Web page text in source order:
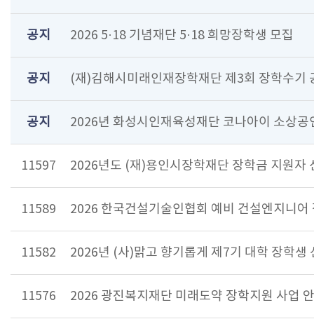
공지 2026 5·18 기념재단 5·18 희망장학생 모집
공지 (재)김해시미래인재장학재단 제3회 장학수기
공지 2026년 화성시인재육성재단 코나아이 소상공
11597 2026년도 (재)용인시장학재단 장학금 지원자
11589 2026 한국건설기술인협회 예비 건설엔지니어
11582 2026년 (사)맑고 향기롭게 제7기 대학 장학생
11576 2026 광진복지재단 미래도약 장학지원 사업